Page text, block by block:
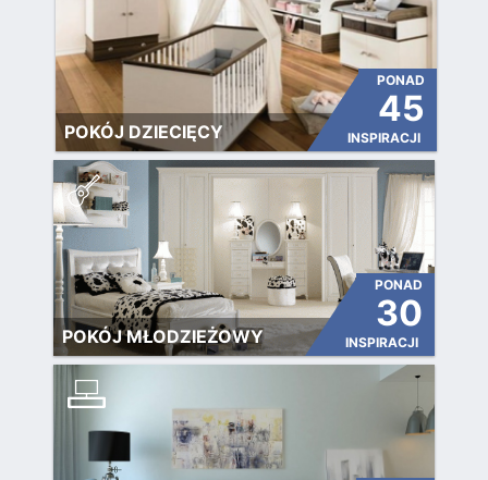
POKÓJ DZIECIĘCY
PONAD
45
INSPIRACJI
POKÓJ MŁODZIEŻOWY
PONAD
30
INSPIRACJI